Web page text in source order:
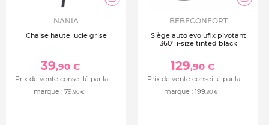
NANIA
Chaise haute lucie grise
39,90 €
Prix de vente conseillé par la
marque : 79,90 €
BEBECONFORT
Siège auto evolufix pivotant
360° i-size tinted black
129,90 €
Prix de vente conseillé par la
marque : 199,90 €